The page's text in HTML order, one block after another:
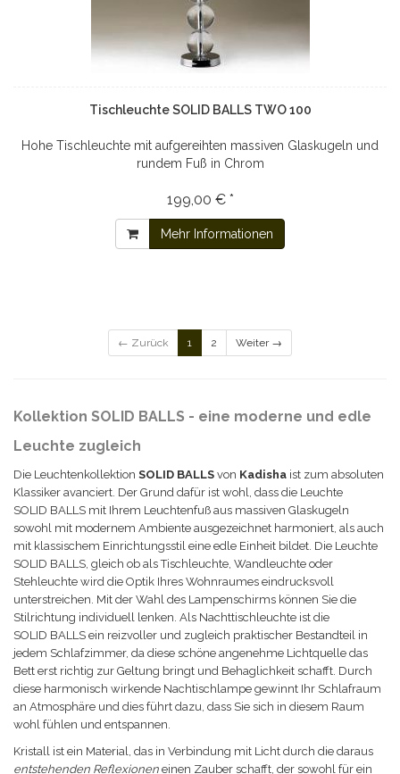
Tischleuchte SOLID BALLS TWO 100
Hohe Tischleuchte mit aufgereihten massiven Glaskugeln und
rundem Fuß in Chrom
199,00 € *
Mehr Informationen
← Zurück 1 2 Weiter →
Kollektion SOLID BALLS - eine moderne und edle
Leuchte zugleich
Die Leuchtenkollektion SOLID BALLS von Kadisha ist zum absoluten
Klassiker avanciert. Der Grund dafür ist wohl, dass die Leuchte
SOLID BALLS mit Ihrem Leuchtenfuß aus massiven Glaskugeln
sowohl mit modernem Ambiente ausgezeichnet harmoniert, als auch
mit klassischem Einrichtungsstil eine edle Einheit bildet. Die Leuchte
SOLID BALLS, gleich ob als Tischleuchte, Wandleuchte oder
Stehleuchte wird die Optik Ihres Wohnraumes eindrucksvoll
unterstreichen. Mit der Wahl des Lampenschirms können Sie die
Stilrichtung individuell lenken. Als Nachttischleuchte ist die
SOLID BALLS ein reizvoller und zugleich praktischer Bestandteil in
jedem Schlafzimmer, da diese schöne angenehme Lichtquelle das
Bett erst richtig zur Geltung bringt und Behaglichkeit schafft. Durch
diese harmonisch wirkende Nachtischlampe gewinnt Ihr Schlafraum
an Atmosphäre und dies führt dazu, dass Sie sich in diesem Raum
wohl fühlen und entspannen.
Kristall ist ein Material, das in Verbindung mit Licht durch die daraus
entstehenden Reflexionen einen Zauber schafft, der sowohl für ein